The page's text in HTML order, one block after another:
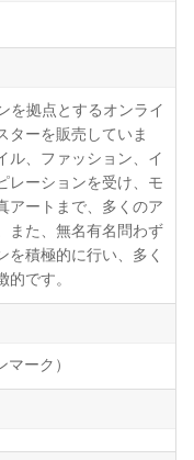
を拠点とするオンライ
ターを販売していま
ル、ファッション、イ
レーションを受け、モ
アートまで、多くのア
また、無名有名問わず
を積極的に行い、多く
です。
ーク）